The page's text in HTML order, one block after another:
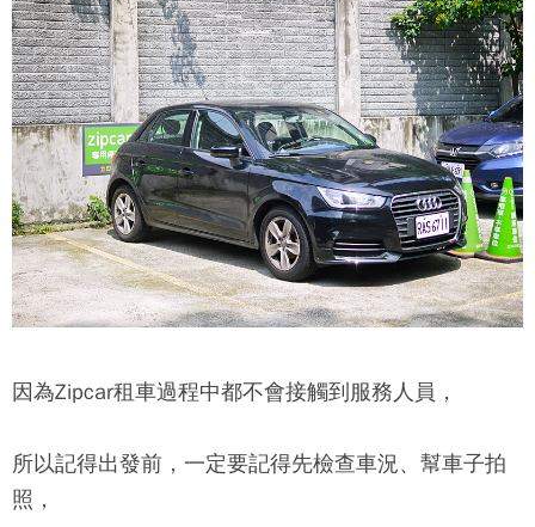
因為Zipcar租車過程中都不會接觸到服務人員，
所以記得出發前，一定要記得先檢查車況、幫車子拍
照，